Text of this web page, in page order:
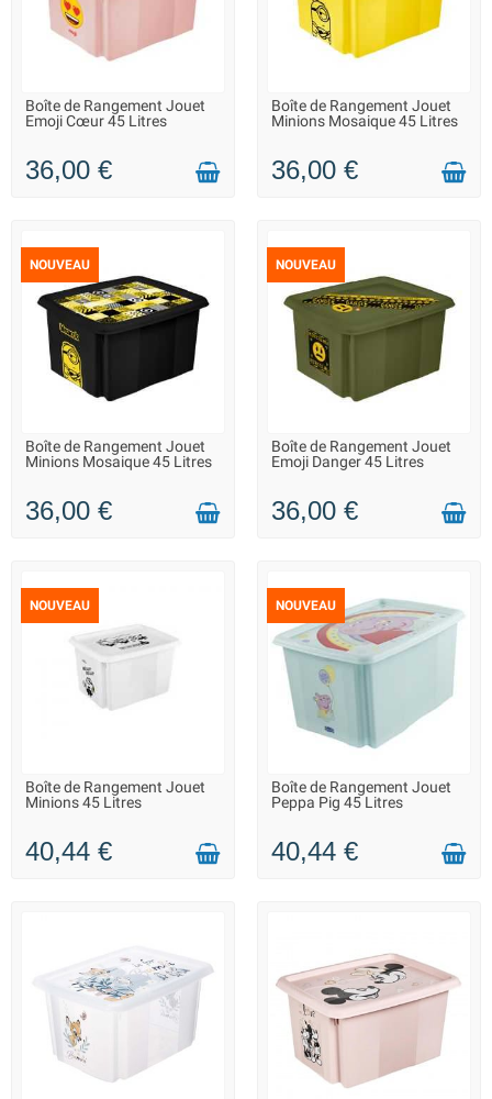
LIVRAISON 2 À 3 JOURS
Boîte de Rangement Jouet
Emoji Cœur 45 Litres
36,00 €
LIVRAISON 2 À 3 JOURS
Boîte de Rangement Jouet
Minions Mosaique 45 Litres
36,00 €
NOUVEAU
LIVRAISON 2 À 3 JOURS
Boîte de Rangement Jouet
Minions Mosaique 45 Litres
36,00 €
NOUVEAU
LIVRAISON 2 À 3 JOURS
Boîte de Rangement Jouet
Emoji Danger 45 Litres
36,00 €
NOUVEAU
LIVRAISON 2 À 3 JOURS
Boîte de Rangement Jouet
Minions 45 Litres
40,44 €
NOUVEAU
LIVRAISON 2 À 3 JOURS
Boîte de Rangement Jouet
Peppa Pig 45 Litres
40,44 €